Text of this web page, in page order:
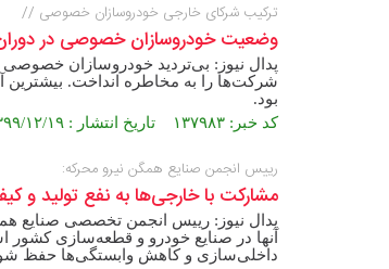
ترکیب شرکای خارجی خودروسازان خصوصی //
وضعیت خودروسازان خصوصی در
پدال نیوز: بی‌تردید خودروسازان
شرکت‌ها را به مخاطره انداخت.
بود.
کد خبر: ۱۳۷۹۸۳ تاریخ انتشار : ۱۳۹۹/۱۲/۱۹
رییس انجمن صنایع همگن نیرو محرکه:
مشارکت با خارجی‌ها به نفع تولید
پدال نیوز: رییس انجمن تخصصی صنایع
آنها در صنایع خودرو و قطعه‌سازی کشور
داخلی‌سازی و کاهش وابستگی‌ها حفظ